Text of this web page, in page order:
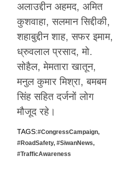
अलाउद्दीन अहमद, अमित
कुशवाहा, सलमान सिद्दीकी,
शहाबुद्दीन शाह, सफर इमाम,
ध्रुवलाल प्रसाद, मो.
सोहैल, मेमतारा खातून,
मनुल कुमार मिश्रा, बमबम
सिंह सहित दर्जनों लोग
मौजूद रहे।
TAGS:#CongressCampaign,
#RoadSafety, #SiwanNews,
#TrafficAwareness